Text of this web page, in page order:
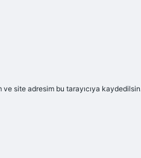
ve site adresim bu tarayıcıya